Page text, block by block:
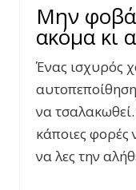
Μην
ακόμα κι
Ένας ισχυρός
να τσαλακωθεί.
κάποιες
να λες την